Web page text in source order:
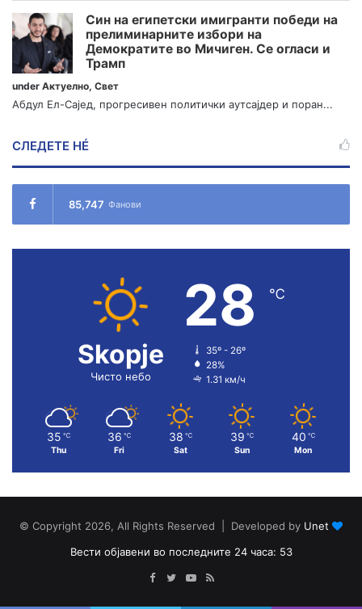
Син на египетски имигранти победи на
прелиминарните избори на
Демократите во Мичиген. Се огласи и
Трамп
under Актуелно, Свет
Абдул Ел-Сајед, прогресивен политички аутсајдер и поран...
СЛЕДЕТЕ НÉ
85,747 Фанови
Skopje
Чисто небо
28 ℃
35º - 26º
28%
1.31 км/ч
35 ℃
Thu
36 ℃
Fri
38 ℃
Sat
39 ℃
Sun
40 ℃
Mon
© Copyright 2026, All Rights Reserved | Developed by Unet
Вести објавени во последните 24 часа: 53
Facebook
TwitterYouTube
RSS